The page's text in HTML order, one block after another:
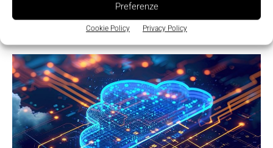
Preferenze
Cookie Policy Privacy Policy